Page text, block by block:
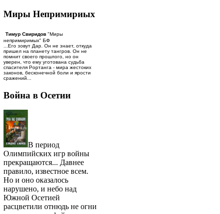
Миры Непримириых
Тимур Свиридов "Миры
непримиримых" БФ
...Его зовут Дар. Он не знает, откуда
пришел на планету тангров. Он не
помнит своего прошлого, но он
уверен, что ему уготована судьба
спасителя Рортанга - мира жестоких
законов, бесконечной боли и ярости
сражений...
Война в Осетии
В период
Олимпийских игр войны
прекращаются... Давнее
правило, известное всем.
Но и оно оказалось
нарушено, и небо над
Южной Осетией
расцветили отнюдь не огни